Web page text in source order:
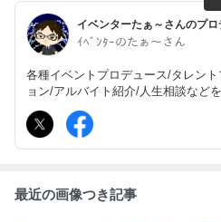
イベンターたぁ～さんのプ
ｲﾍﾞﾝﾀｰのたぁ～さん
各種イベントプロデュース/タレン
ョン/アルバイト紹介/人生相談などをしています
か？ 気軽に相談してください
最近の画像つき記事